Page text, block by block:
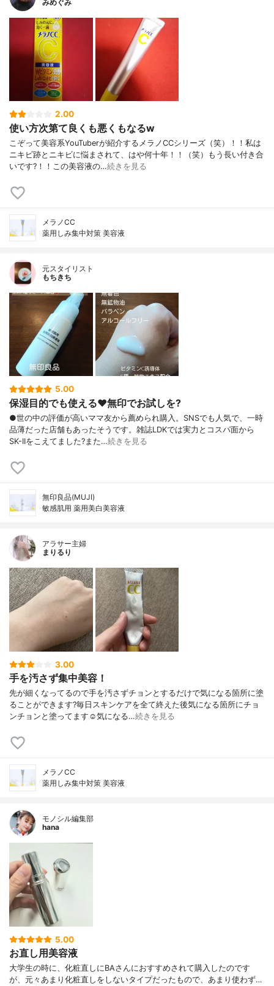
みめぐみ
2.00
使い方次第て良くも悪くもなるw
こぞって美容系YouTuberが紹介するメラノCCシリーズ（笑）！！私は
ニキビ跡とニキビに悩まされて、はや何十年！！（笑）もう長い付き合
いです?！！この美容液の…続きを見る
メラノCC
薬用しみ集中対策 美容液
元スタイリスト
もちきち
5.00
保湿目的でも使える♥️無印でお試しを?
●世の中の評価が高いママ友から薦められ購入。SNSでも人気で、一時
品薄だった店舗もあったそうです。雑誌LDKでは実力とコスパ面から
SK-IIをこえてました?また…続きを見る
無印良品(MUJI)
敏感肌用 薬用美白美容液
アラサー主婦
まりるり
3.00
手を汚さず集中美容！
先が細くなってるので手を汚さずチョンとするだけで気になる箇所に塗
ることができます?毎日スキンケアを全て終えた後気になる箇所にチョ
ンチョンと塗ってます☺️気になる…続きを見る
メラノCC
薬用しみ集中対策 美容液
モノシル編集部
hana
5.00
お直し用美容液
大学生の時に、化粧直しにBAさんにおすすめされて購入したのです
が、元々あまり化粧直しをしないタイプだったもので、あまり使わず…